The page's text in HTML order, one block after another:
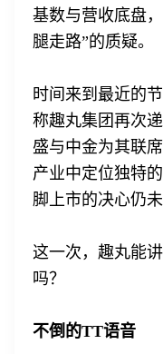
基数与营收底盘
腿走路”的质疑。
时间来到最近的
称趣丸集团再次
盛与中金为其联
产业中定位独特
脚上市的决心仍未
这一次，趣丸能
吗？
不倒的TT语音